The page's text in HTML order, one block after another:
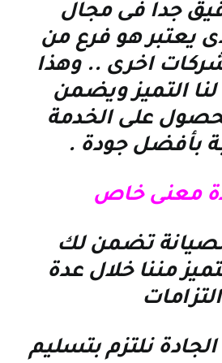
جدا فى مجال
يعتبر هو فرع من
اخرى .. وهذا
التميز ويضمن
على الخدمة
بأفضل جودة .
معنى خاص
تضمن لك
مننا خلال عدة
التزامات
الجادة نلتزم بتسليم